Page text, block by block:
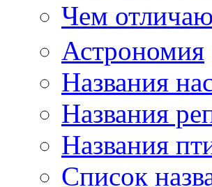
Чем
Астрономия
Названия
Названия
Названия
Список